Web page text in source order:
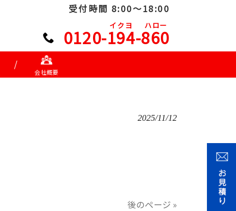
受付時間 8:00～18:00
イクヨ ハロー
0120-194-860
会社概要
2025/11/12
後のページ »